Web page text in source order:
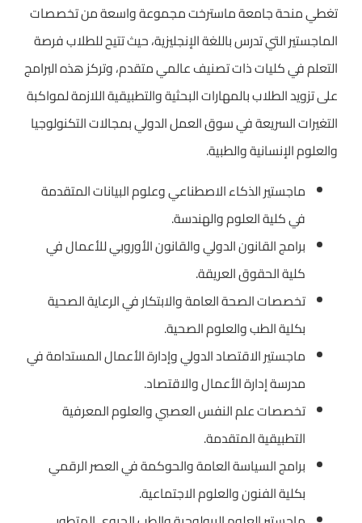
تغطي منحة جامعة ماسترخت مجموعة واسعة من تخصصات
الماجستير التي تدرس باللغة الإنجليزية، حيث تتيح للطلاب فرصة
التعلم في كليات ذات تصنيف عالمي متقدم، وتركز هذه البرامج
على تزويد الطلاب بالمهارات البحثية والتطبيقية اللازمة لمواكبة
التغيرات السريعة في سوق العمل الدولي بمجالات التكنولوجيا
والعلوم الإنسانية والطبية.
ماجستير الذكاء الاصطناعي وعلوم البيانات المتقدمة
في كلية العلوم والهندسة.
برامج القانون الدولي والقانون الأوروبي للأعمال في
كلية الحقوق العريقة.
تخصصات الصحة العامة والابتكار في الرعاية الصحية
بكلية الطب والعلوم الصحية.
ماجستير الاقتصاد الدولي وإدارة الأعمال المستدامة في
مدرسة إدارة الأعمال والاقتصاد.
تخصصات علم النفس العصبي والعلوم المعرفية
التطبيقية المتقدمة.
برامج السياسة العامة والحوكمة في العصر الرقمي
بكلية الفنون والعلوم الاجتماعية.